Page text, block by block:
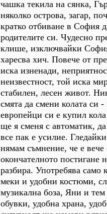
чашка текила на сянка,
няколко острова, загар,
кратко отбиване в София
родителите си. Чудесно
клише, изключвайки
харесва хич. Повече от
иска изненади,
неизвестност, той иска
стабилен, лесен живот.
смята да смени колата си
европейци си е купил
ще я сменя с автоматик,
все пак е усилие.
нямам съмнение, че е вече
окончателното постигане
разбира. Употребява само
меки и удобни костюми,
музикална боза, Яни и
обувки, удобна храна,